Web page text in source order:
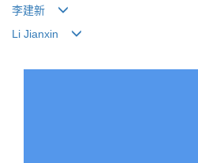
李建新
Li Jianxin